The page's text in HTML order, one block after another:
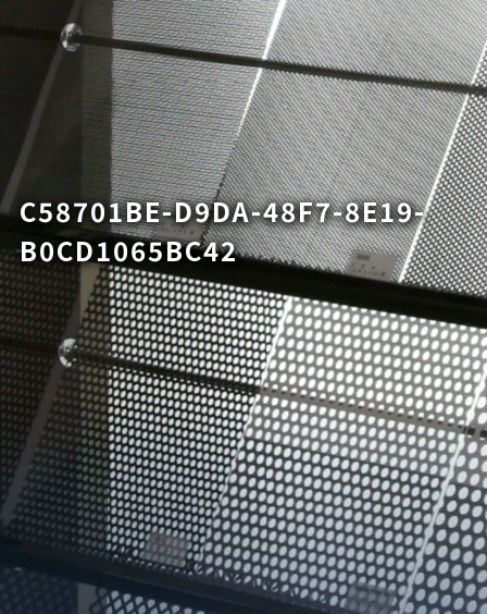
C58701BE-D9DA-48F7-8E19-
B0CD1065BC42